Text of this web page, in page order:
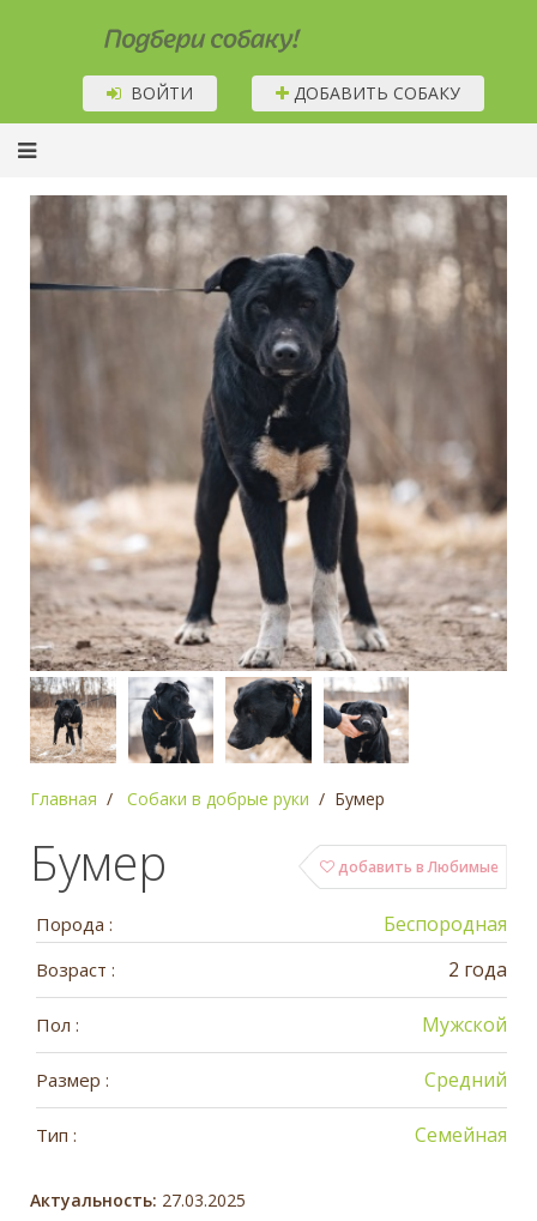
Подбери собаку!
ВОЙТИ ДОБАВИТЬ СОБАКУ
Главная Собаки в добрые руки Бумер
добавить в Любимые
Бумер
Порода : Беспородная
Возраст : 2 года
Пол : Мужской
Размер : Средний
Тип : Семейная
Актуальность: 27.03.2025